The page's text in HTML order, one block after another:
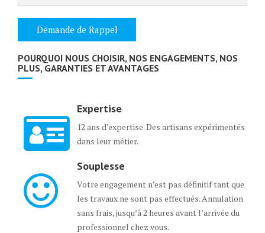
POURQUOI NOUS CHOISIR, NOS ENGAGEMENTS, NOS
PLUS, GARANTIES ET AVANTAGES
Expertise
12 ans d’expertise. Des artisans expérimentés
dans leur métier.
Souplesse
Votre engagement n’est pas définitif tant que
les travaux ne sont pas effectués. Annulation
sans frais, jusqu’à 2 heures avant l’arrivée du
professionnel chez vous.